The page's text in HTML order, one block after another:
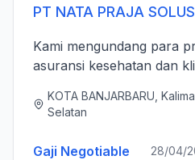
PT NATA PRAJA
Kami mengundang para
asuransi kesehatan dan
(Senior Officer) untuk
KOTA BANJARBARU,
Selatan
Gaji Negotiable 28/04/